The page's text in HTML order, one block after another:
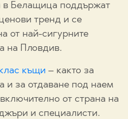
Белащица поддържат
тренд и се
от най-сигурните
на Пловдив.
къщи – както за
и за отдаване под наем
от страна на
и специалисти.